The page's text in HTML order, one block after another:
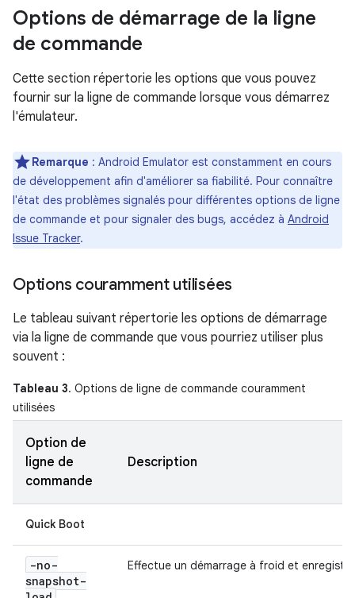
Options de démarrage de la ligne
de commande
Cette section répertorie les options que vous pouvez
fournir sur la ligne de commande lorsque vous démarrez
l'émulateur.
Remarque : Android Emulator est constamment en cours
de développement afin d'améliorer sa fiabilité. Pour connaître
l'état des problèmes signalés pour différentes options de ligne
de commande et pour signaler des bugs, accédez à Android
Issue Tracker.
Options couramment utilisées
Le tableau suivant répertorie les options de démarrage
via la ligne de commande que vous pourriez utiliser plus
souvent :
Tableau 3. Options de ligne de commande couramment
utilisées
Option de
ligne de
commande
Description
Quick Boot
-no-
snapshot-
Effectue un démarrage à froid et